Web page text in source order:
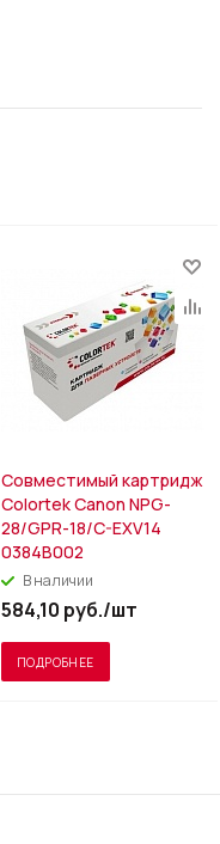
Совместимый картридж
Colortek Canon NPG-
28/GPR-18/C-EXV14
0384B002
В наличии
584,10 руб./шт
ПОДРОБНЕЕ